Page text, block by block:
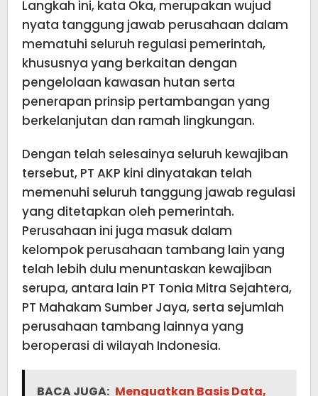
Langkah ini, kata Oka, merupakan wujud
nyata tanggung jawab perusahaan dalam
mematuhi seluruh regulasi pemerintah,
khususnya yang berkaitan dengan
pengelolaan kawasan hutan serta
penerapan prinsip pertambangan yang
berkelanjutan dan ramah lingkungan.
Dengan telah selesainya seluruh kewajiban
tersebut, PT AKP kini dinyatakan telah
memenuhi seluruh tanggung jawab regulasi
yang ditetapkan oleh pemerintah.
Perusahaan ini juga masuk dalam
kelompok perusahaan tambang lain yang
telah lebih dulu menuntaskan kewajiban
serupa, antara lain PT Tonia Mitra Sejahtera,
PT Mahakam Sumber Jaya, serta sejumlah
perusahaan tambang lainnya yang
beroperasi di wilayah Indonesia.
BACA JUGA: Menguatkan Basis Data,